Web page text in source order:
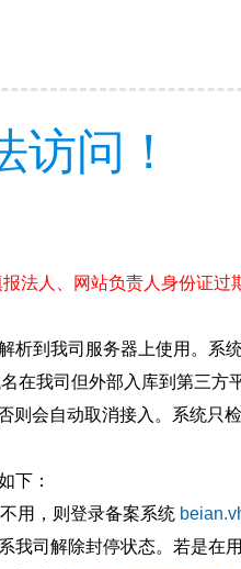
问！
法人、网站负责人身份证过
析到我司服务器上使用。系
在我司但外部入库到第三方
则会自动取消接入。系统只
下：
用，则登录备案系统
司解除封停状态。若是在